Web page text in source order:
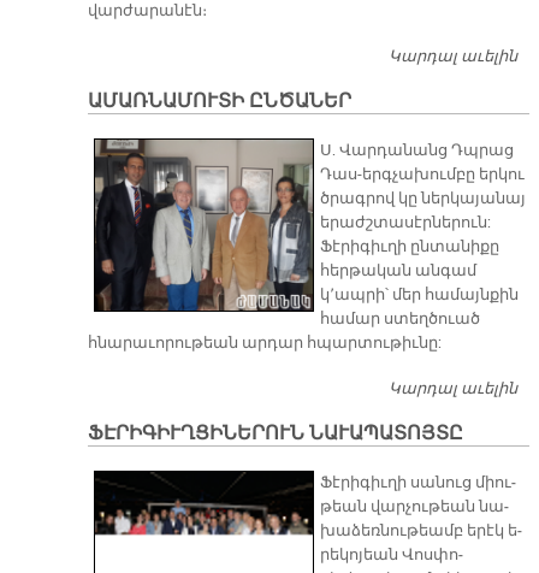
վար­ժա­րա­նէն։
Կարդալ աւելին
ԱՄԱՌՆԱՄՈՒՏԻ ԸՆԾԱՆԵՐ
Ս. Վարդանանց Դպրաց
Դաս-երգչախումբը երկու
ծրագրով կը ներկայանայ
երաժշտասէրներուն:
Ֆէրիգիւղի ընտանիքը
հերթական անգամ
կ՚ապրի՝ մեր համայնքին
համար ստեղծուած
հնարաւորութեան արդար հպարտութիւնը:
Կարդալ աւելին
ՖԷՐԻԳԻՒՂՑԻՆԵՐՈՒՆ ՆԱՒԱՊԱՏՈՅՏԸ
Ֆէ­րի­գիւ­ղի սա­նուց միու­
թեան վար­չու­թեան նա­
խա­ձեռ­նու­թեամբ ե­րէկ ե­
րե­կո­յեան Վոս­փո­